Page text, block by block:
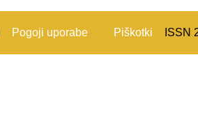
Pogoji uporabe Piškotki ISSN